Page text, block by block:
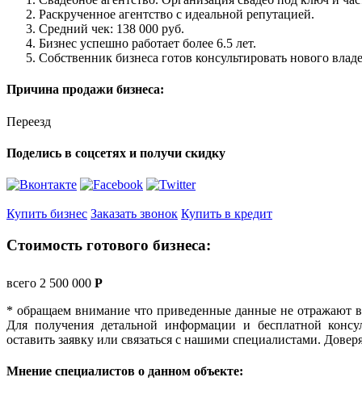
Раскрученное агентство с идеальной репутацией.
Средний чек: 138 000 руб.
Бизнес успешно работает более 6.5 лет.
Собственник бизнеса готов консультировать нового
Причина продажи бизнеса:
Переезд
Поделись в соцсетях и получи скидку
Купить бизнес Заказать звонок Купить в кредит
Стоимость готового бизнеса:
всего 2 500 000 Р
* обращаем внимание что приведенные данные не отражают
Для получения детальной информации и бесплатной
оставить заявку или связаться с нашими специалистами.
Мнение специалистов о данном объекте: